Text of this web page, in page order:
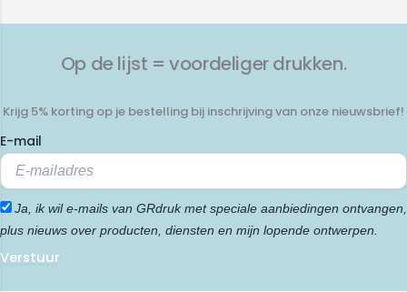
Op de lijst = voordeliger drukken.
Krijg 5% korting op je bestelling bij inschrijving van onze nieuwsbrief!
E-mail
Ja, ik wil e-mails van GRdruk met speciale aanbiedingen ontvangen,
plus nieuws over producten, diensten en mijn lopende ontwerpen.
Verstuur